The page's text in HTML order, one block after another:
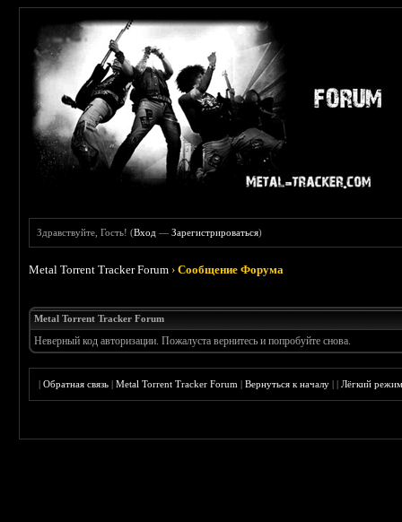
Здравствуйте, Гость! (Вход —Зарегистрироваться)
Metal Torrent Tracker Forum ›Сообщение Форума
Metal Torrent Tracker Forum
Неверный код авторизации. Пожалуста вернитесь и попробуйте снова.
|Обратная связь |Metal Torrent Tracker Forum |Вернуться к началу ||Лёгкий